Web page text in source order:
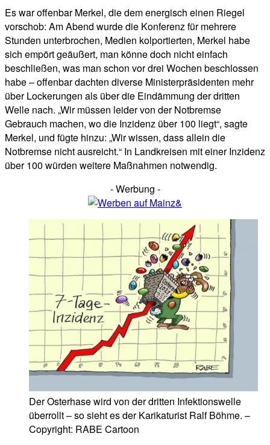
Es war offenbar Merkel, die dem energisch einen Riegel
vorschob: Am Abend wurde die Konferenz für mehrere
Stunden unterbrochen, Medien kolportierten, Merkel habe
sich empört geäußert, man könne doch nicht einfach
beschließen, was man schon vor drei Wochen beschlossen
habe – offenbar dachten diverse Ministerpräsidenten mehr
über Lockerungen als über die Eindämmung der dritten
Welle nach. „Wir müssen leider von der Notbremse
Gebrauch machen, wo die Inzidenz über 100 liegt“, sagte
Merkel, und fügte hinzu: „Wir wissen, dass allein die
Notbremse nicht ausreicht.“ In Landkreisen mit einer Inzidenz
über 100 würden weitere Maßnahmen notwendig.
- Werbung -
Der Osterhase wird von der dritten Infektionswelle
überrollt – so sieht es der Karikaturist Ralf Böhme. –
Copyright: RABE Cartoon